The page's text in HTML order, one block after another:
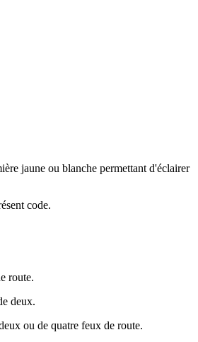
jaune ou blanche permettant d'éclairer
code.
route.
deux.
ou de quatre feux de route.